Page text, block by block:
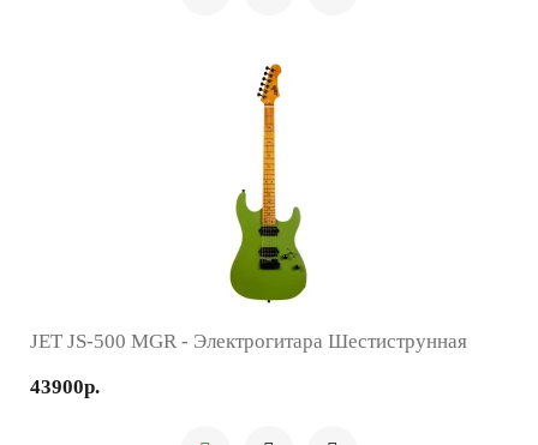
JET JS-500 MGR - Электрогитара Шестиструнная
43900р.